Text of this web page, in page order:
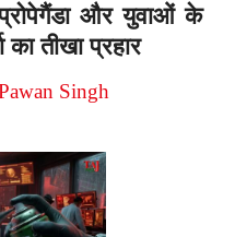
और युवाओं के
का तीखा प्रहार
Singh